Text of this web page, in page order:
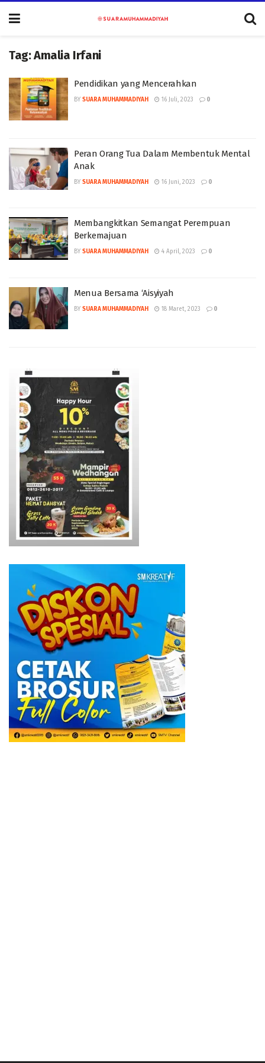
Tag:Amalia Irfani
Pendidikan yang Mencerahkan
BY SUARA MUHAMMADIYAH 16 Juli, 2023 0
Peran Orang Tua Dalam Membentuk Mental
Anak
BY SUARA MUHAMMADIYAH 16 Juni, 2023 0
Membangkitkan Semangat Perempuan
Berkemajuan
BY SUARA MUHAMMADIYAH 4 April, 2023 0
Menua Bersama ‘Aisyiyah
BY SUARA MUHAMMADIYAH 18 Maret, 2023 0